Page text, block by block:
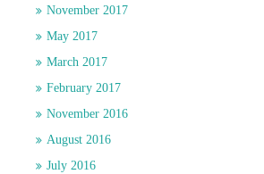
November 2017
May 2017
March 2017
February 2017
November 2016
August 2016
July 2016